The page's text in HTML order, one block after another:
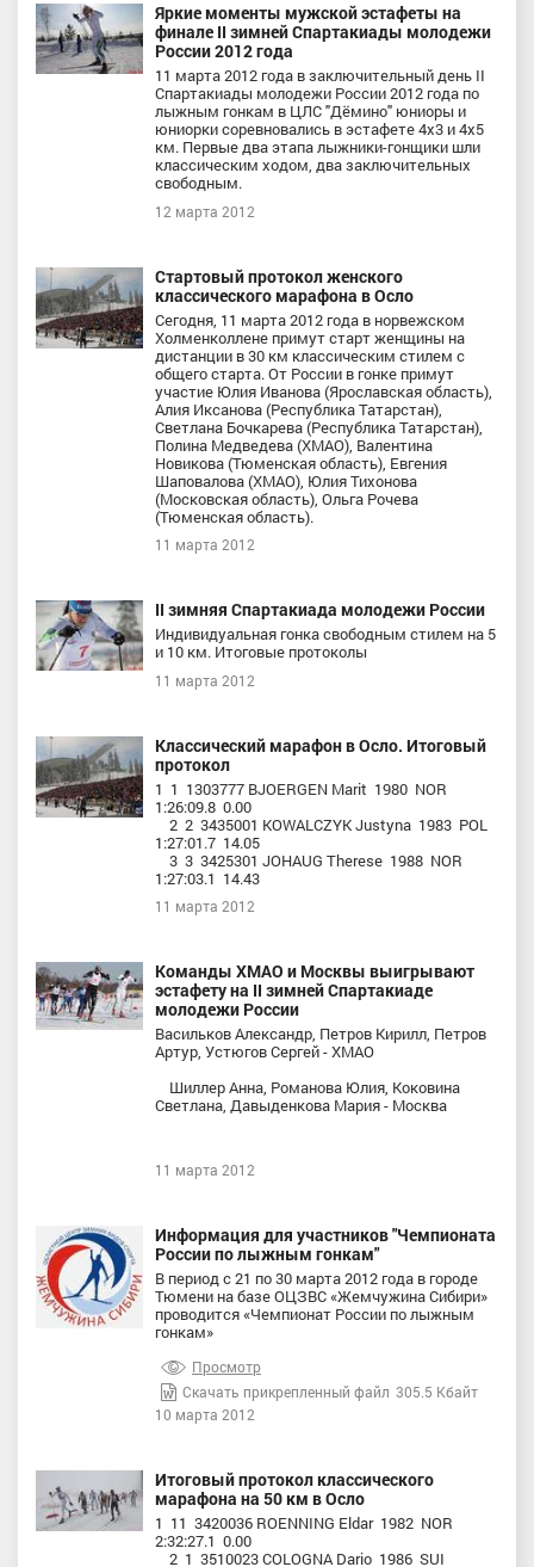
Яркие моменты мужской эстафеты на
финале II зимней Спартакиады молодежи
России 2012 года
11 марта 2012 года в заключительный день II
Спартакиады молодежи России 2012 года по
лыжным гонкам в ЦЛС "Дёмино" юниоры и
юниорки соревновались в эстафете 4х3 и 4х5
км. Первые два этапа лыжники-гонщики шли
классическим ходом, два заключительных
свободным.
12 марта 2012
Стартовый протокол женского
классического марафона в Осло
Сегодня, 11 марта 2012 года в норвежском
Холменколлене примут старт женщины на
дистанции в 30 км классическим стилем с
общего старта. От России в гонке примут
участие Юлия Иванова (Ярославская область),
Алия Иксанова (Республика Татарстан),
Светлана Бочкарева (Республика Татарстан),
Полина Медведева (ХМАО), Валентина
Новикова (Тюменская область), Евгения
Шаповалова (ХМАО), Юлия Тихонова
(Московская область), Ольга Рочева
(Тюменская область).
11 марта 2012
II зимняя Спартакиада молодежи России
Индивидуальная гонка свободным стилем на 5
и 10 км. Итоговые протоколы
11 марта 2012
Классический марафон в Осло. Итоговый
протокол
1 1 1303777 BJOERGEN Marit 1980 NOR
1:26:09.8 0.00
2 2 3435001 KOWALCZYK Justyna 1983 POL
1:27:01.7 14.05
3 3 3425301 JOHAUG Therese 1988 NOR
1:27:03.1 14.43
11 марта 2012
Команды ХМАО и Москвы выигрывают
эстафету на II зимней Спартакиаде
молодежи России
Васильков Александр, Петров Кирилл, Петров
Артур, Устюгов Сергей - ХМАО
Шиллер Анна, Романова Юлия, Коковина
Светлана, Давыденкова Мария - Москва
11 марта 2012
Информация для участников "Чемпионата
России по лыжным гонкам"
В период с 21 по 30 марта 2012 года в городе
Тюмени на базе ОЦЗВС «Жемчужина Сибири»
проводится «Чемпионат России по лыжным
гонкам»
Просмотр
Скачать прикрепленный файл 305.5 Кбайт
10 марта 2012
Итоговый протокол классического
марафона на 50 км в Осло
1 11 3420036 ROENNING Eldar 1982 NOR
2:32:27.1 0.00
2 1 3510023 COLOGNA Dario 1986 SUI